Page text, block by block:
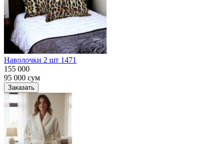
Наволочки 2 шт 1471
155 000
95 000 сум
Заказать